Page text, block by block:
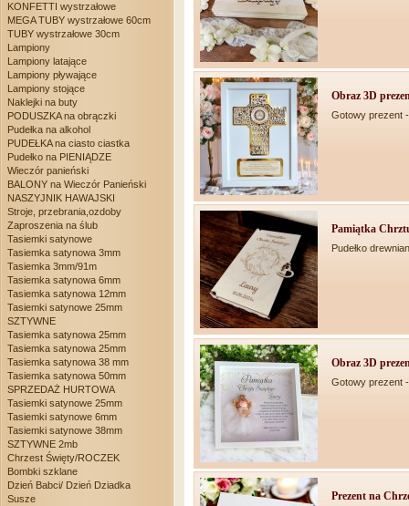
KONFETTI wystrzałowe
MEGA TUBY wystrzałowe 60cm
TUBY wystrzałowe 30cm
Lampiony
Lampiony latające
Lampiony pływające
Lampiony stojące
Naklejki na buty
PODUSZKA na obrączki
Pudełka na alkohol
PUDEŁKA na ciasto ciastka
Pudełko na PIENIĄDZE
Wieczór panieński
BALONY na Wieczór Panieński
NASZYJNIK HAWAJSKI
Stroje, przebrania,ozdoby
Zaproszenia na ślub
Tasiemki satynowe
Tasiemka satynowa 3mm
Tasiemka 3mm/91m
Tasiemka satynowa 6mm
Tasiemka satynowa 12mm
Tasiemki satynowe 25mm
SZTYWNE
Tasiemka satynowa 25mm
Tasiemka satynowa 25mm
Tasiemka satynowa 38 mm
Tasiemka satynowa 50mm
SPRZEDAŻ HURTOWA
Tasiemki satynowe 25mm
Tasiemki satynowe 6mm
Tasiemki satynowe 38mm
SZTYWNE 2mb
Chrzest Święty/ROCZEK
Bombki szklane
Dzień Babci/ Dzień Dziadka
Susze
Obraz 3D
Gotowy prezent
Pamiątka
Pudełko
Obraz 3D
Gotowy prezent
Prezent na